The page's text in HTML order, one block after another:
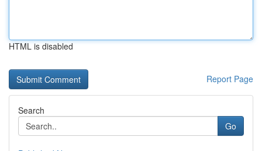
HTML is disabled
Report Page
Search
Go